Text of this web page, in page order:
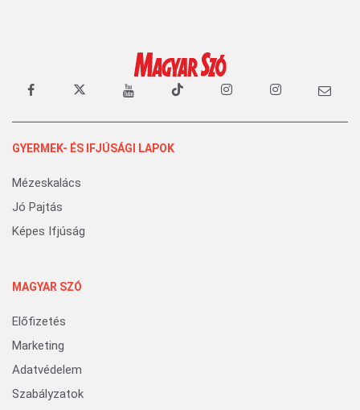
GYERMEK- ÉS IFJÚSÁGI LAPOK
Mézeskalács
Jó Pajtás
Képes Ifjúság
MAGYAR SZÓ
Előfizetés
Marketing
Adatvédelem
Szabályzatok